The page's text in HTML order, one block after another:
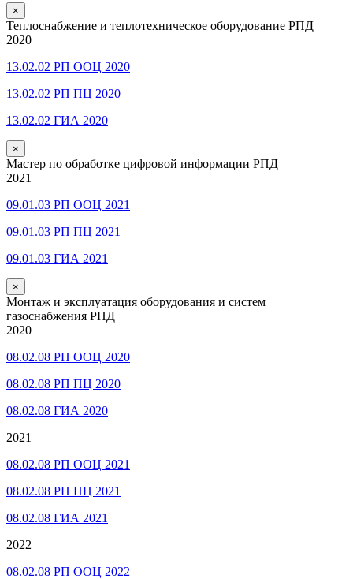
×
Теплоснабжение и теплотехническое оборудование РПД
2020
13.02.02 РП ООЦ 2020
13.02.02 РП ПЦ 2020
13.02.02 ГИА 2020
×
Мастер по обработке цифровой информации РПД
2021
09.01.03 РП ООЦ 2021
09.01.03 РП ПЦ 2021
09.01.03 ГИА 2021
×
Монтаж и эксплуатация оборудования и систем
газоснабжения РПД
2020
08.02.08 РП ООЦ 2020
08.02.08 РП ПЦ 2020
08.02.08 ГИА 2020
2021
08.02.08 РП ООЦ 2021
08.02.08 РП ПЦ 2021
08.02.08 ГИА 2021
2022
08.02.08 РП ООЦ 2022